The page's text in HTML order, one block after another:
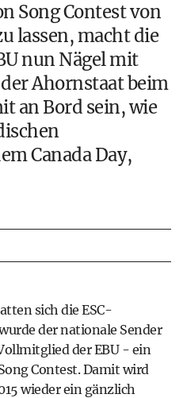
Song Contest von
lassen, macht die
nun Nägel mit
Ahornstaat beim
an Bord sein, wie
Canada Day,
sich die ESC-
der nationale Sender
der EBU - ein
Contest. Damit wird
wieder ein gänzlich